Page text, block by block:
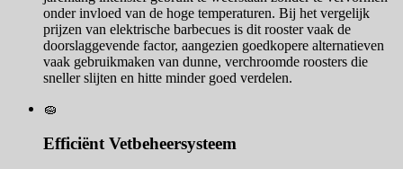
onder invloed van de hoge temperaturen. Bij het vergelijk
prijzen van elektrische barbecues is dit rooster vaak de
doorslaggevende factor, aangezien goedkopere alternatieven
vaak gebruikmaken van dunne, verchroomde roosters die
sneller slijten en hitte minder goed verdelen.
🧽
Efficiënt Vetbeheersysteem